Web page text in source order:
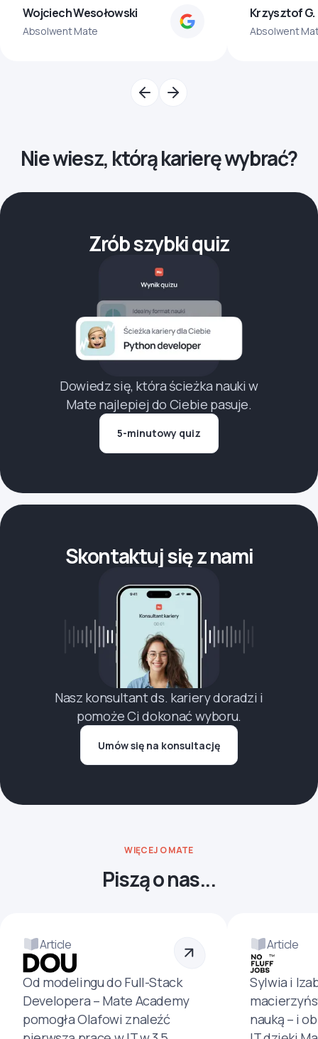
Wojciech Wesołowski
Absolwent Mate
Krzysztof G.
Absolwent
Nie wiesz, którą karierę wybrać?
Zrób szybki quiz
Dowiedz się, która ścieżka nauki w
Mate najlepiej do Ciebie pasuje.
5-minutowy quiz
Skontaktuj się z nami
Nasz konsultant ds. kariery doradzi i
pomoże Ci dokonać wyboru.
Umów się na konsultację
WIĘCEJ O MATE
Piszą o nas...
Article
Od modelingu do Full-Stack
Developera – Mate Academy
pomogła Olafowi znaleźć
Article
Sylwia i
nauką – i